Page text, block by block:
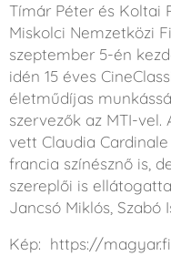
Tímár Péter és Koltai
Miskolci Nemzetközi
szeptember 5-én
idén 15 éves
életműdíjas
szervezők az MTI-
vett Claudia
francia színésznő is,
szereplői is
Jancsó Miklós, Szabó
Kép: https://